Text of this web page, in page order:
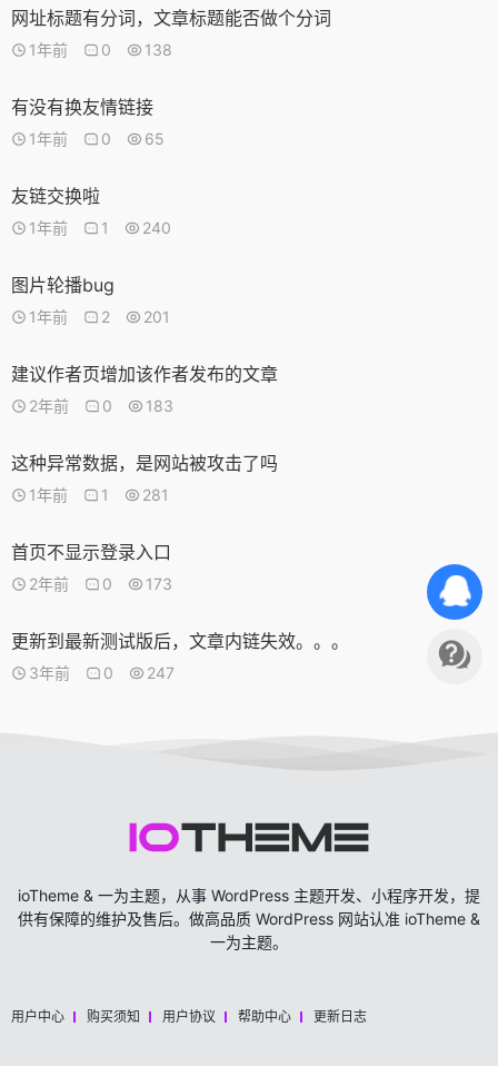
网址标题有分词，文章标题能否做个分词
1年前 0 138
有没有换友情链接
1年前 0 65
友链交换啦
1年前 1 240
图片轮播bug
1年前 2 201
建议作者页增加该作者发布的文章
2年前 0 183
这种异常数据，是网站被攻击了吗
1年前 1 281
首页不显示登录入口
2年前 0 173
更新到最新测试版后，文章内链失效。。。
3年前 0 247
ioTheme & 一为主题，从事 WordPress 主题开发、小程序开发，提
供有保障的维护及售后。做高品质 WordPress 网站认准 ioTheme &
一为主题。
用户中心 购买须知 用户协议 帮助中心 更新日志